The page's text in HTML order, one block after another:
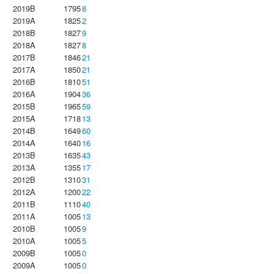
2019B
17958
2019A
18252
2018B
18279
2018A
18278
2017B
184621
2017A
185021
2016B
181051
2016A
190436
2015B
196559
2015A
171813
2014B
164960
2014A
164016
2013B
163543
2013A
135517
2012B
131031
2012A
120022
2011B
111040
2011A
100513
2010B
10059
2010A
10055
2009B
10050
2009A
10050